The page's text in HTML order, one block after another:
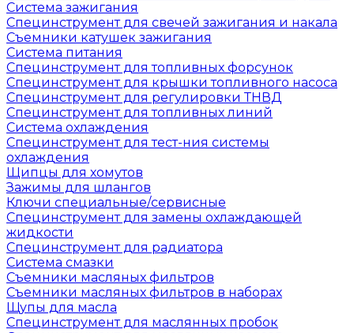
Система зажигания
Специнструмент для свечей зажигания и накала
Съемники катушек зажигания
Система питания
Специнструмент для топливных форсунок
Специнструмент для крышки топливного насоса
Специнструмент для регулировки ТНВД
Специнструмент для топливных линий
Система охлаждения
Специнструмент для тест-ния системы
охлаждения
Щипцы для хомутов
Зажимы для шлангов
Ключи специальные/сервисные
Специнструмент для замены охлаждающей
жидкости
Специнструмент для радиатора
Система смазки
Съемники масляных фильтров
Съемники масляных фильтров в наборах
Щупы для масла
Специнструмент для маслянных пробок